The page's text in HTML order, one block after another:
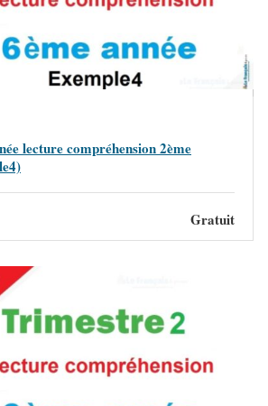
lecture compréhension 2ème
Gratuit